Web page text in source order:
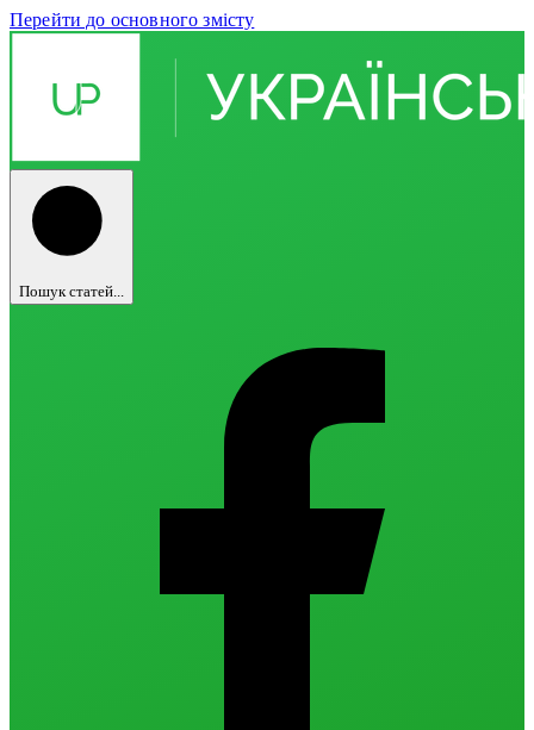
Перейти до основного змісту
Пошук статей...